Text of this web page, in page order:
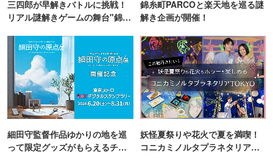
三四郎が早解きバトルに挑戦！
リアル謎解きゲームの舞台"錦糸
錦糸町PARCOと楽天地を巡る謎
解き企画が開催！
細田守監督作品ゆかりの地を巡
って限定グッズがもらえるチャ
妖怪夏祭りや花火で夏を満喫！
コニカミノルタプラネタリア